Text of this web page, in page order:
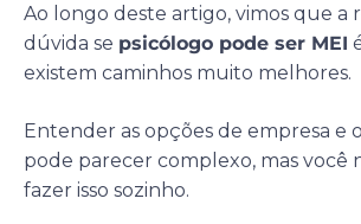
Ao longo deste artigo, vimos que a
dúvida se psicólogo pode ser MEI
existem caminhos muito melhores.
Entender as opções de empresa e
pode parecer complexo, mas você
fazer isso sozinho.